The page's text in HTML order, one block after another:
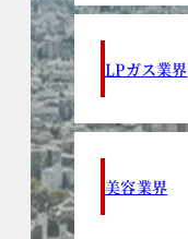
LPガス業界
美容業界